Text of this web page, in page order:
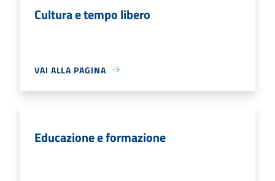
Cultura e tempo libero
VAI ALLA PAGINA
Educazione e formazione